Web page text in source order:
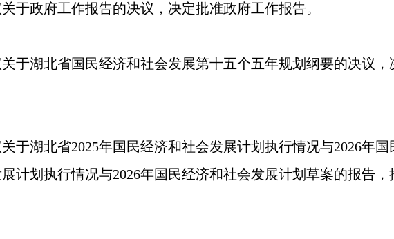
于政府工作报告的决议，决定批准政府工作报告。
于湖北省国民经济和社会发展第十五个五年规划纲要的决议
于湖北省2025年国民经济和社会发展计划执行情况与2026年
计划执行情况与2026年国民经济和社会发展计划草案的报告